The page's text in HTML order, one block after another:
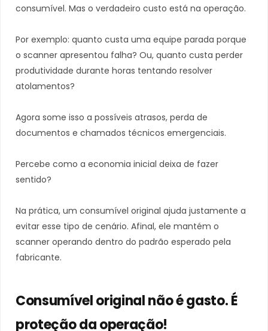
consumível. Mas o verdadeiro custo está na operação.
Por exemplo: quanto custa uma equipe parada porque
o scanner apresentou falha? Ou, quanto custa perder
produtividade durante horas tentando resolver
atolamentos?
Agora some isso a possíveis atrasos, perda de
documentos e chamados técnicos emergenciais.
Percebe como a economia inicial deixa de fazer
sentido?
Na prática, um consumível original ajuda justamente a
evitar esse tipo de cenário. Afinal, ele mantém o
scanner operando dentro do padrão esperado pela
fabricante.
Consumível original não é gasto. É
proteção da operação!